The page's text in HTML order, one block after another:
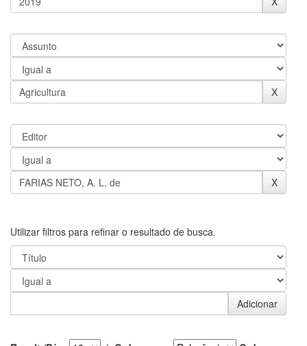
Utilizar filtros para refinar o resultado de busca.